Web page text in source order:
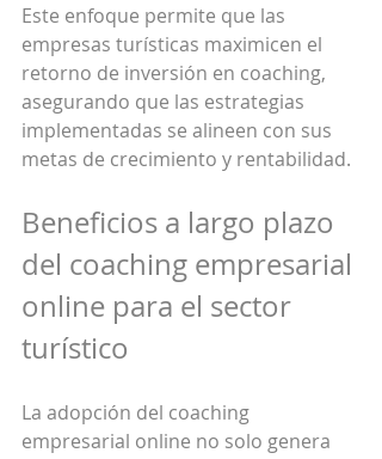
Este enfoque permite que las
empresas turísticas maximicen el
retorno de inversión en coaching,
asegurando que las estrategias
implementadas se alineen con sus
metas de crecimiento y rentabilidad.
Beneficios a largo plazo
del coaching empresarial
online para el sector
turístico
La adopción del coaching
empresarial online no solo genera